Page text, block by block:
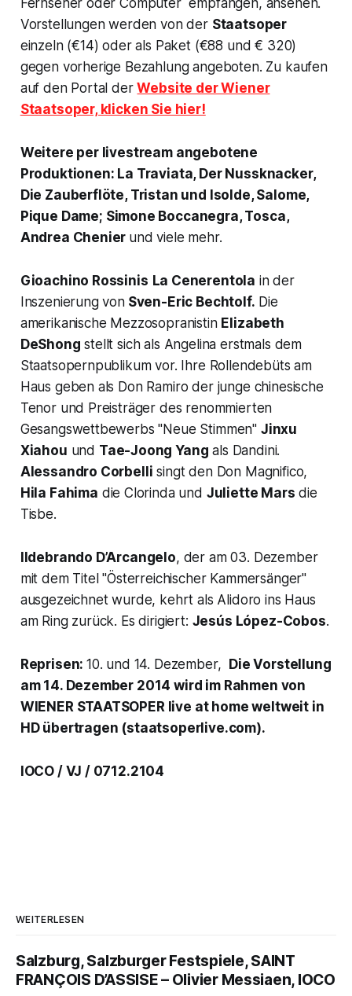
Fernseher oder Computer empfangen, ansehen.
Vorstellungen werden von der Staatsoper
einzeln (€14) oder als Paket (€88 und € 320)
gegen vorherige Bezahlung angeboten. Zu kaufen
auf den Portal derWebsite der Wiener
Staatsoper, klicken Sie hier!
Weitere per livestream angebotene
Produktionen: La Traviata, Der Nussknacker,
Die Zauberflöte, Tristan und Isolde, Salome,
Pique Dame; Simone Boccanegra, Tosca,
Andrea Chenier und viele mehr.
Gioachino Rossinis La Cenerentola in der
Inszenierung vonSven-Eric Bechtolf. Die
amerikanische Mezzosopranistin Elizabeth
DeShong stellt sich als Angelina erstmals dem
Staatsopernpublikum vor. Ihre Rollendebüts am
Haus geben als Don Ramiro der junge chinesische
Tenor und Preisträger des renommierten
Gesangswettbewerbs "Neue Stimmen" Jinxu
Xiahou und Tae-Joong Yang als Dandini.
Alessandro Corbelli singt den Don Magnifico,
Hila Fahima die Clorinda und Juliette Mars die
Tisbe.
Ildebrando D’Arcangelo, der am 03. Dezember
mit dem Titel "Österreichischer Kammersänger"
ausgezeichnet wurde, kehrt als Alidoro ins Haus
am Ring zurück. Es dirigiert: Jesús López-Cobos.
Reprisen:10. und 14. Dezember,
Die Vorstellung
am 14. Dezember 2014 wird im Rahmen von
WIENER STAATSOPER live at home weltweit in
HD übertragen (staatsoperlive.com).
IOCO / VJ / 0712.2104
WEITERLESEN
Salzburg, Salzburger Festspiele, SAINT
FRANÇOIS D’ASSISE – Olivier Messiaen, IOCO